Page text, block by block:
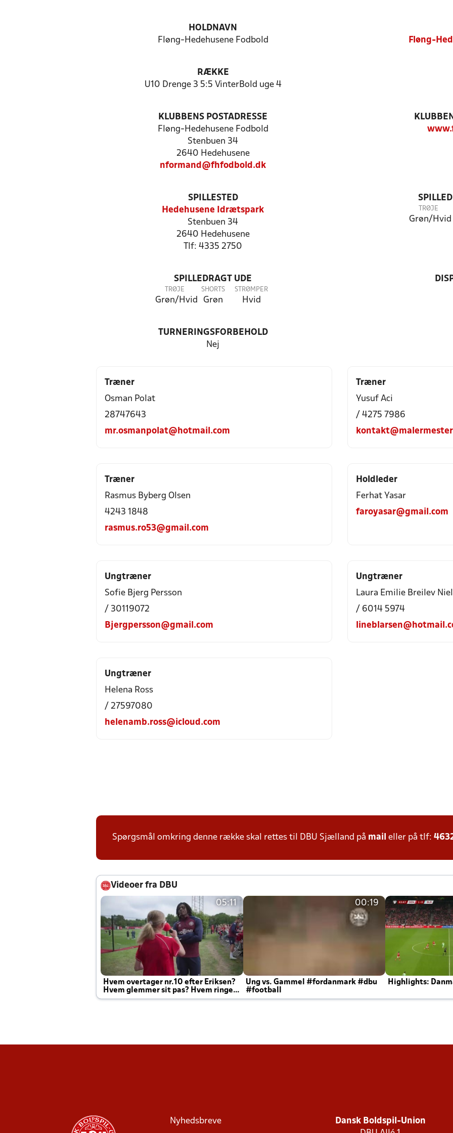
HOLDNAVN
Fløng-Hedehusene Fodbold
Fløng-
RÆKKE
U10 Drenge 3 5:5 VinterBold uge 4
KLUBBENS POSTADRESSE
Fløng-Hedehusene Fodbold
Stenbuen 34
2640 Hedehusene
nformand@fhfodbold.dk
SPILLESTED
Hedehusene Idrætspark
Stenbuen 34
2640 Hedehusene
Tlf: 4335 2750
TRØJE
Grøn/Hvid
SPILLEDRAGT UDE
TRØJE
Grøn/Hvid
SHORTS
Grøn
STRØMPER
Hvid
TURNERINGSFORBEHOLD
Nej
Træner
Osman Polat
28747643
mr.osmanpolat@hotmail.com
Træner
Yusuf Aci
/ 4275 7986
Træner
Rasmus Byberg Olsen
4243 1848
rasmus.ro53@gmail.com
Holdleder
Ferhat Yasar
faroyasar@gmail.com
Ungtræner
Sofie Bjerg Persson
/ 30119072
Bjergpersson@gmail.com
Ungtræner
Laura Emilie Breilev
/ 6014 5974
Ungtræner
Helena Ross
/ 27597080
helenamb.ross@icloud.com
Spørgsmål omkring denne række skal rettes til DBU Sjælland på mail eller på tlf:
Videoer fra DBU
05:11
Hvem overtager nr.10 efter Eriksen?
Hvem glemmer sit pas? Hvem ringer
Joachim altid til efter kampe?
00:19
Ung vs. Gammel #fordanmark #dbu
#football
Highlights:
Nyhedsbreve
Dansk Boldspil-Union